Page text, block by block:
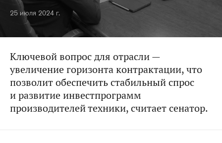
25 июля 2024 г.
Ключевой вопрос для отрасли —
увеличение горизонта контрактации, что
позволит обеспечить стабильный спрос
и развитие инвестпрограмм
производителей техники, считает сенатор.